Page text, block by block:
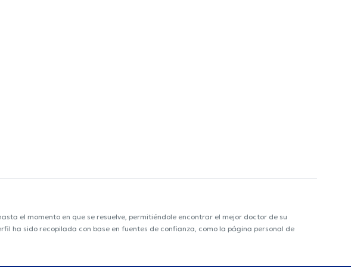
el momento en que se resuelve, permitiéndole encontrar el mejor doctor de su
ha sido recopilada con base en fuentes de confianza, como la página personal de